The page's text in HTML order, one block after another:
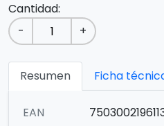
Cantidad:
-
+
Resumen Ficha
EAN